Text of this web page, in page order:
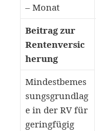
– Monat
Beitrag zur
Rentenversic
herung
Mindestbemes
sungsgrundlag
e in der RV für
geringfügig